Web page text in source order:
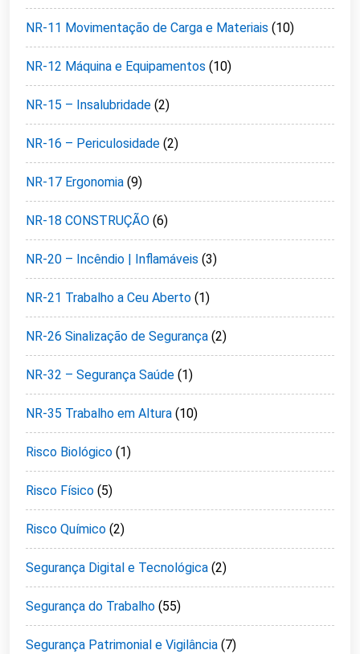
NR-11 Movimentação de Carga e Materiais (10)
NR-12 Máquina e Equipamentos (10)
NR-15 – Insalubridade (2)
NR-16 – Periculosidade (2)
NR-17 Ergonomia (9)
NR-18 CONSTRUÇÃO (6)
NR-20 – Incêndio | Inflamáveis (3)
NR-21 Trabalho a Ceu Aberto (1)
NR-26 Sinalização de Segurança (2)
NR-32 – Segurança Saúde (1)
NR-35 Trabalho em Altura (10)
Risco Biológico (1)
Risco Físico (5)
Risco Químico (2)
Segurança Digital e Tecnológica (2)
Segurança do Trabalho (55)
Segurança Patrimonial e Vigilância (7)